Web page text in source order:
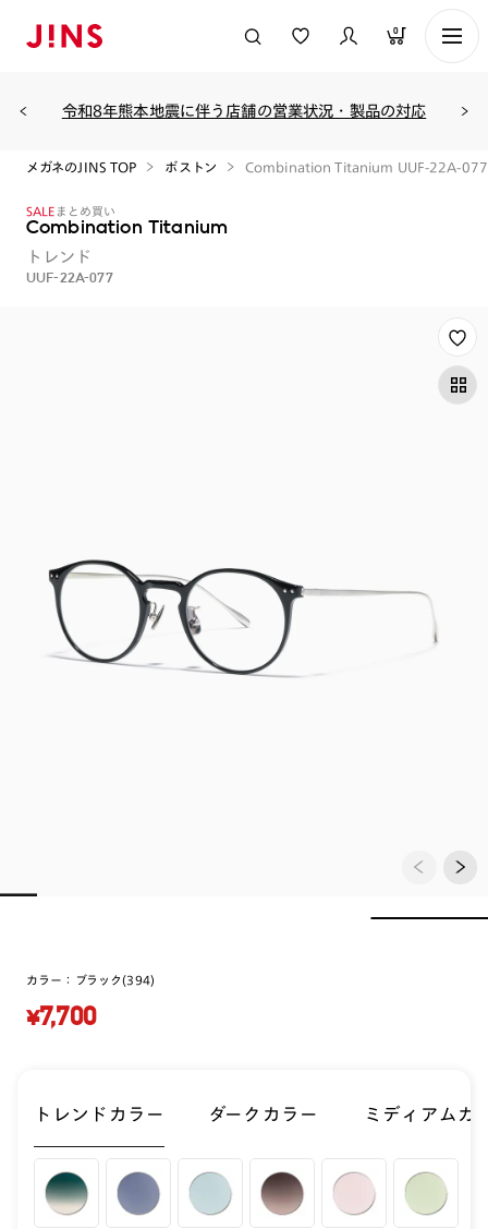
0
令和8年熊本地震に伴う店舗の営業状況・製品の対応
メガネのJINS TOP ボストン Combination Titanium UUF-22A-077
SALE まとめ買い
Combination Titanium
トレンド
UUF-22A-077
カラー： ブラック(394)
¥7,700
トレンドカラー ダークカラー ミディアムカ